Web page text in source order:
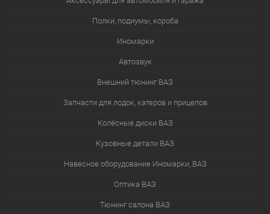
Полки, подиумы, короба
Иномарки
Автозвук
Внешний тюнинг ВАЗ
Запчасти для лодок, катеров и прицепов
Колёсные диски ВАЗ
Кузовные детали ВАЗ
Навесное оборудование Иномарки, ВАЗ
Оптика ВАЗ
Тюнинг салона ВАЗ